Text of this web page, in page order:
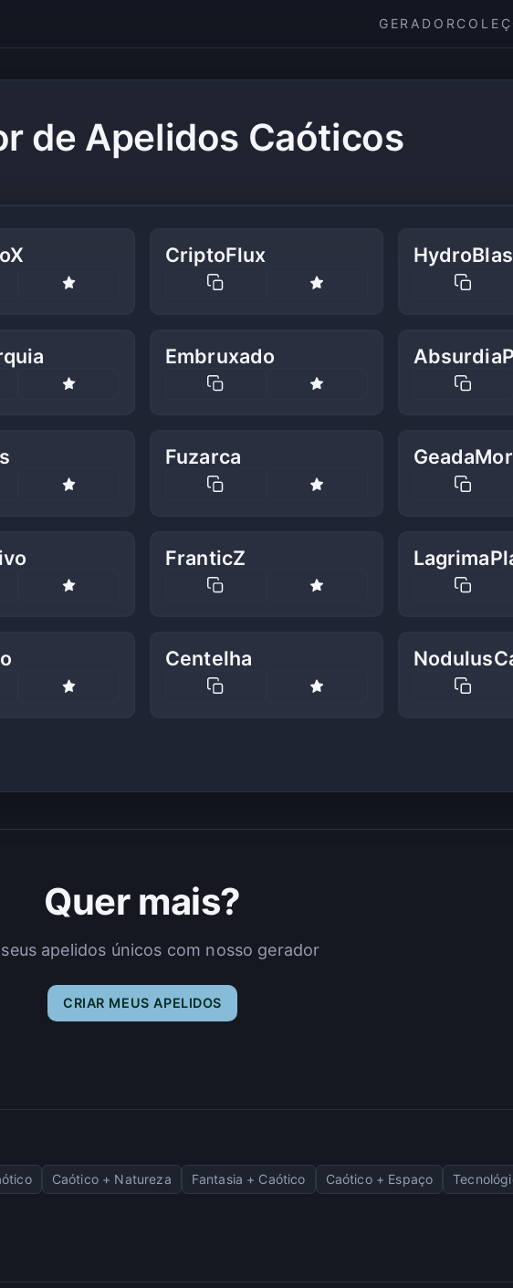
GERADOR
de Apelidos Caóticos
CriptoFlux
Embruxado
Fuzarca
FranticZ
Centelha
Quer mais?
apelidos únicos com nosso gerador
CRIAR MEUS APELIDOS
Caótico + Natureza Fantasia + Caótico Caótico + Espaço